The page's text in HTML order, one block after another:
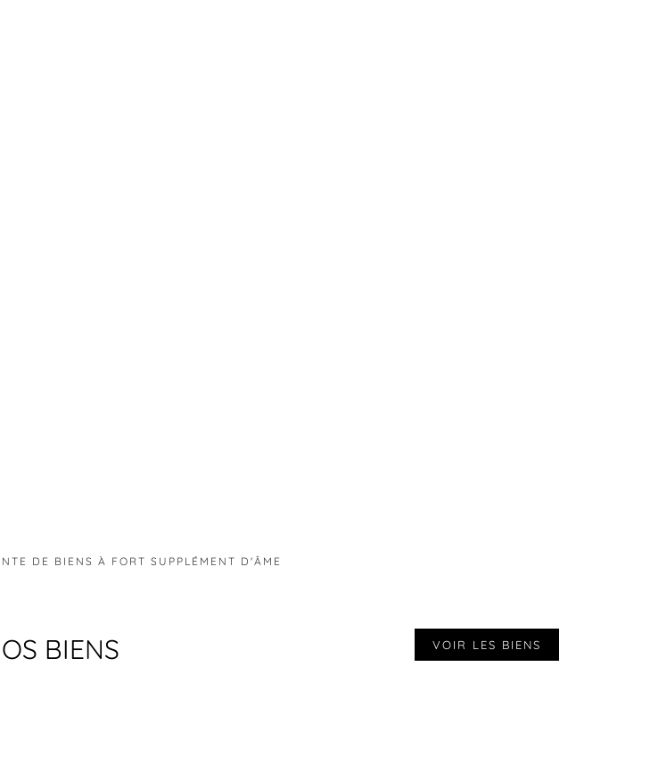
DE BIENS À FORT SUPPLÉMENT D'ÂME
BIENS VOIR LES BIENS